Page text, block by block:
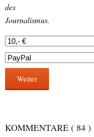
des
Journalismus.
Weiter
KOMMENTARE ( 84 )